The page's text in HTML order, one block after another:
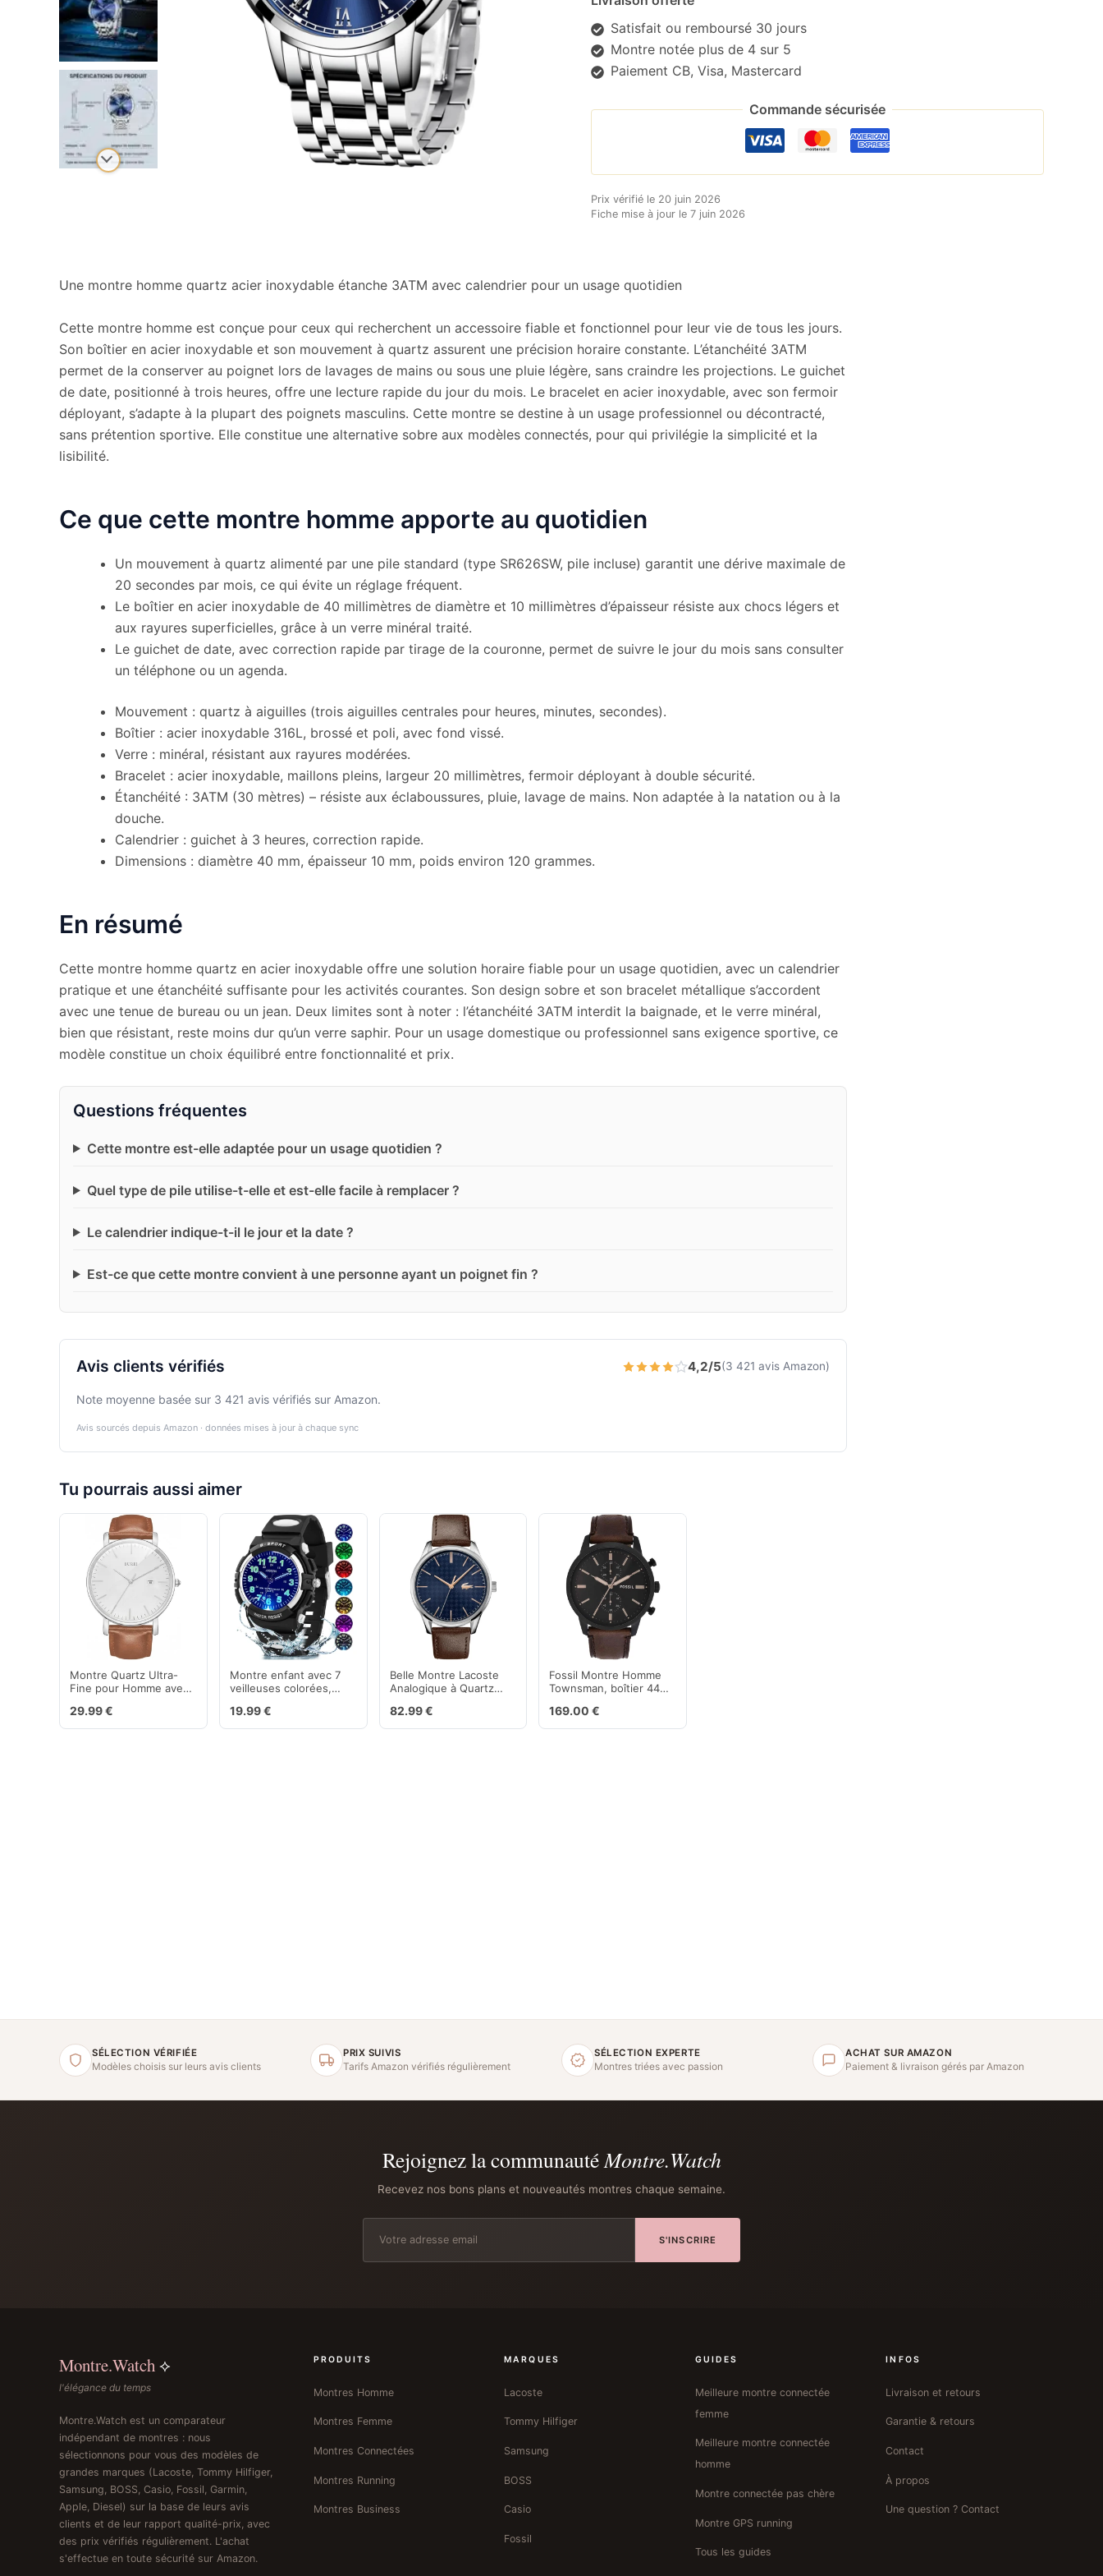
clientSatisfait ou remboursé 30 jours
Montre notée plus de 4 sur 5
Paiement CB, Visa, Mastercard
Commande sécurisée
Prix vérifié le 20 juin 2026
Fiche mise à jour le 7 juin 2026
Une montre homme quartz acier inoxydable étanche 3ATM avec calendrier pour un usage quotidien
Cette montre homme est conçue pour ceux qui recherchent un accessoire fiable et fonctionnel pour leur vie de tous les jours.
Son boîtier en acier inoxydable et son mouvement à quartz assurent une précision horaire constante. L’étanchéité 3ATM
permet de la conserver au poignet lors de lavages de mains ou sous une pluie légère, sans craindre les projections. Le guichet
de date, positionné à trois heures, offre une lecture rapide du jour du mois. Le bracelet en acier inoxydable, avec son fermoir
déployant, s’adapte à la plupart des poignets masculins. Cette montre se destine à un usage professionnel ou décontracté,
sans prétention sportive. Elle constitue une alternative sobre aux modèles connectés, pour qui privilégie la simplicité et la
lisibilité.
Ce que cette montre homme apporte au quotidien
Un mouvement à quartz alimenté par une pile standard (type SR626SW, pile incluse) garantit une dérive maximale de
20 secondes par mois, ce qui évite un réglage fréquent.
Le boîtier en acier inoxydable de 40 millimètres de diamètre et 10 millimètres d’épaisseur résiste aux chocs légers et
aux rayures superficielles, grâce à un verre minéral traité.
Le guichet de date, avec correction rapide par tirage de la couronne, permet de suivre le jour du mois sans consulter
un téléphone ou un agenda.
Mouvement : quartz à aiguilles (trois aiguilles centrales pour heures, minutes, secondes).
Boîtier : acier inoxydable 316L, brossé et poli, avec fond vissé.
Verre : minéral, résistant aux rayures modérées.
Bracelet : acier inoxydable, maillons pleins, largeur 20 millimètres, fermoir déployant à double sécurité.
Étanchéité : 3ATM (30 mètres) – résiste aux éclaboussures, pluie, lavage de mains. Non adaptée à la natation ou à la
douche.
Calendrier : guichet à 3 heures, correction rapide.
Dimensions : diamètre 40 mm, épaisseur 10 mm, poids environ 120 grammes.
En résumé
Cette montre homme quartz en acier inoxydable offre une solution horaire fiable pour un usage quotidien, avec un calendrier
pratique et une étanchéité suffisante pour les activités courantes. Son design sobre et son bracelet métallique s’accordent
avec une tenue de bureau ou un jean. Deux limites sont à noter : l’étanchéité 3ATM interdit la baignade, et le verre minéral,
bien que résistant, reste moins dur qu’un verre saphir. Pour un usage domestique ou professionnel sans exigence sportive, ce
modèle constitue un choix équilibré entre fonctionnalité et prix.
Questions fréquentes
Cette montre est-elle adaptée pour un usage quotidien ?
Quel type de pile utilise-t-elle et est-elle facile à remplacer ?
Le calendrier indique-t-il le jour et la date ?
Est-ce que cette montre convient à une personne ayant un poignet fin ?
Avis clients vérifiés 4,2/5(3 421 avis Amazon)
Note moyenne basée sur 3 421 avis vérifiés sur Amazon.
Avis sourcés depuis Amazon · données mises à jour à chaque sync
Tu pourrais aussi aimer
Montre Quartz Ultra-
Fine pour Homme avec
29.99 €
Montre enfant avec 7
veilleuses colorées,
souple
19.99 €
Belle Montre Lacoste
Analogique à Quartz
Bracelet en cuir Marron
82.99 €
Fossil Montre Homme
Townsman, boîtier 44
Chronographe à Quartz,
Bracelet en Cuir
169.00 €
SÉLECTION VÉRIFIÉE
Modèles choisis sur leurs avis clients
PRIX SUIVIS
Tarifs Amazon vérifiés régulièrement
SÉLECTION EXPERTE
Montres triées avec passion
ACHAT SUR AMAZON
Paiement & livraison gérés par Amazon
Rejoignez la communautéMontre.Watch
Recevez nos bons plans et nouveautés montres chaque semaine.
S'INSCRIRE
Montre.Watch⟡
l'élégance du temps
Montre.Watch est un comparateur
indépendant de montres : nous
sélectionnons pour vous des modèles de
grandes marques (Lacoste, Tommy Hilfiger,
Samsung, BOSS, Casio, Fossil, Garmin,
Apple, Diesel) sur la base de leurs avis
clients et de leur rapport qualité-prix, avec
des prix vérifiés régulièrement. L'achat
s'effectue en toute sécurité sur Amazon.
PRODUITS
Montres Homme
Montres Femme
Montres Connectées
Montres Running
Montres Business
MARQUES
Lacoste
Tommy Hilfiger
Samsung
BOSS
Casio
Fossil
GUIDES
Meilleure montre connectée
femme
Meilleure montre connectée
homme
Montre connectée pas chère
Montre GPS running
Tous les guides
INFOS
Livraison et retours
Garantie & retours
Contact
À propos
Une question ? Contact